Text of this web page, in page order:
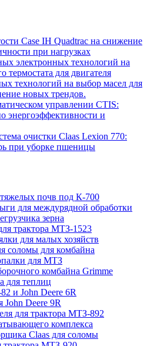
Case IH Quadtrac на снижение
при нагрузках
электронных технологий на
термостата для двигателя
технологий на выбор масел для
новых трендов.
управлении CTIS:
энергоэффективности и
очистки Claas Lexion 770:
при уборке пшеницы
почв под К-700
для междурядной обработки
зерна
трактора МТЗ-1523
для малых хозяйств
соломы для комбайна
для МТЗ
комбайна Grimme
для теплиц
и John Deere 6R
John Deere 9R
для трактора МТЗ-892
комплекса
Claas для соломы